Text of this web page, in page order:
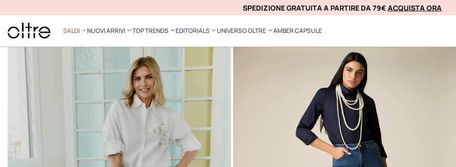
KLARNA
SPEDIZIONE GRATUITA A PARTIRE DA 79€ ACQUISTA ORA
SALDI NUOVI ARRIVI TOP TRENDS EDITORIALS UNIVERSO OLTRE AMBER CAPSULE